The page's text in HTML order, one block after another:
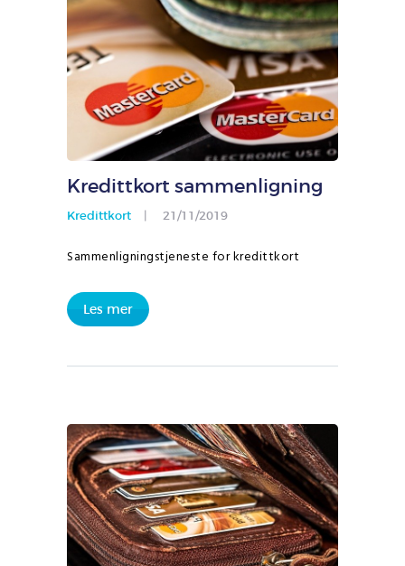
Kredittkort sammenligning
Kredittkort 21/11/2019
Sammenligningstjeneste for kredittkort
Les mer